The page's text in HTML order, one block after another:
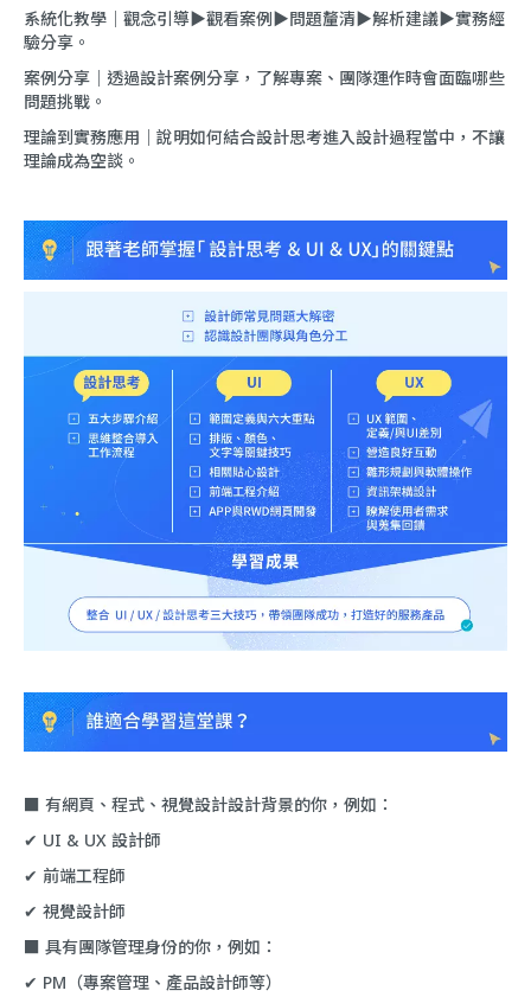
系統化教學｜觀念引導▶觀看案例▶問題釐清▶解析建議▶實務經
驗分享。
案例分享｜透過設計案例分享，了解專案、團隊運作時會面臨哪些
問題挑戰。
理論到實務應用｜說明如何結合設計思考進入設計過程當中，不讓
理論成為空談。
■ 有網頁、程式、視覺設計設計背景的你，例如：
✔︎ UI & UX 設計師
✔︎ 前端工程師
✔︎ 視覺設計師
■ 具有團隊管理身份的你，例如：
✔︎ PM（專案管理、產品設計師等）